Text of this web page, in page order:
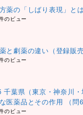
薬の「しばり表現」と
のビュー
と劇薬の違い（登録販売
のビュー
千葉県（東京・神奈川
医薬品とその作用 （問
のビュー